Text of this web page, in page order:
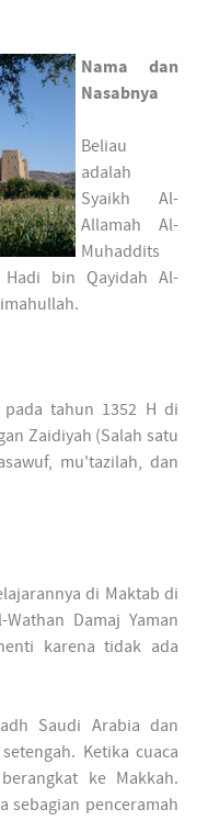
Nama dan
Nasabnya
Beliau
adalah
Syaikh Al-
Allamah Al-
Muhaddits
bin Qayidah Al-
tahun 1352 H di
Zaidiyah (Salah satu
mu'tazilah, dan
di Maktab di
Damaj Yaman
karena tidak ada
Saudi Arabia dan
Ketika cuaca
ke Makkah.
sebagian penceramah